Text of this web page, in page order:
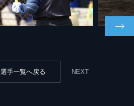
選手一覧へ戻る NEXT